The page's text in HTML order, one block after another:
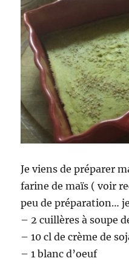
Je viens de préparer
farine de maïs ( voir
peu de préparation…
– 2 cuillères à soupe
– 10 cl de crème de
– 1 blanc d’oeuf